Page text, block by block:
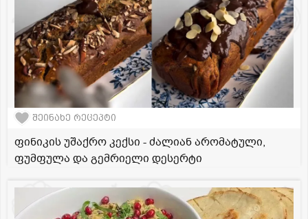
შეინახე რეცეპტი
ფინიკის უშაქრო კექსი - ძალიან არომატული,
ფუმფულა და გემრიელი დესერტი